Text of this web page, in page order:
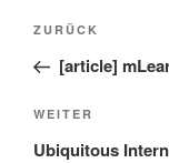
Vorheriger
Beitrag
ZURÜCK
[article]
Nächster
Beitrag
WEITER
Ubiquitous